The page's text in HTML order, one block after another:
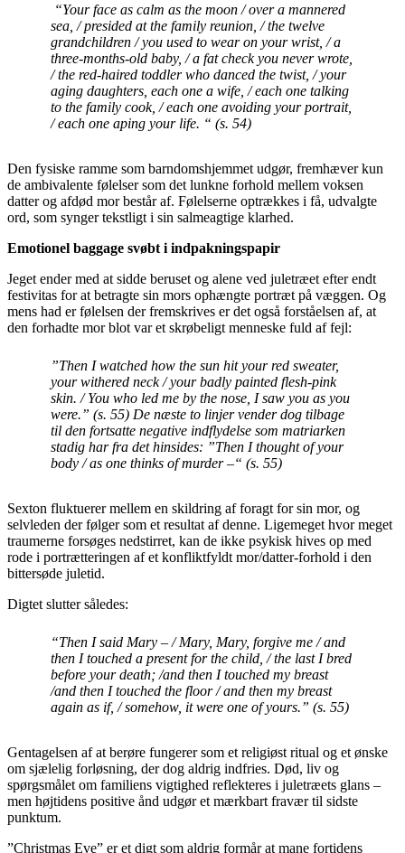
“Your face as calm as the moon / over a mannered
sea, / presided at the family reunion, / the twelve
grandchildren / you used to wear on your wrist, / a
three-months-old baby, / a fat check you never wrote,
/ the red-haired toddler who danced the twist, / your
aging daughters, each one a wife, / each one talking
to the family cook, / each one avoiding your portrait,
/ each one aping your life. “ (s. 54)
Den fysiske ramme som barndomshjemmet udgør, fremhæver kun
de ambivalente følelser som det lunkne forhold mellem voksen
datter og afdød mor består af. Følelserne optrækkes i få, udvalgte
ord, som synger tekstligt i sin salmeagtige klarhed.
Emotionel baggage svøbt i indpakningspapir
Jeget ender med at sidde beruset og alene ved juletræet efter endt
festivitas for at betragte sin mors ophængte portræt på væggen. Og
mens had er følelsen der fremskrives er det også forståelsen af, at
den forhadte mor blot var et skrøbeligt menneske fuld af fejl:
”Then I watched how the sun hit your red sweater,
your withered neck / your badly painted flesh-pink
skin. / You who led me by the nose, I saw you as you
were.” (s. 55) De næste to linjer vender dog tilbage
til den fortsatte negative indflydelse som matriarken
stadig har fra det hinsides: ”Then I thought of your
body / as one thinks of murder –“ (s. 55)
Sexton fluktuerer mellem en skildring af foragt for sin mor, og
selvleden der følger som et resultat af denne. Ligemeget hvor meget
traumerne forsøges nedstirret, kan de ikke psykisk hives op med
rode i portrætteringen af et konfliktfyldt mor/datter-forhold i den
bittersøde juletid.
Digtet slutter således:
“Then I said Mary – / Mary, Mary, forgive me / and
then I touched a present for the child, / the last I bred
before your death; /and then I touched my breast
/and then I touched the floor / and then my breast
again as if, / somehow, it were one of yours.” (s. 55)
Gentagelsen af at berøre fungerer som et religiøst ritual og et ønske
om sjælelig forløsning, der dog aldrig indfries. Død, liv og
spørgsmålet om familiens vigtighed reflekteres i juletræets glans –
men højtidens positive ånd udgør et mærkbart fravær til sidste
punktum.
”Christmas Eve” er et digt som aldrig formår at mane fortidens